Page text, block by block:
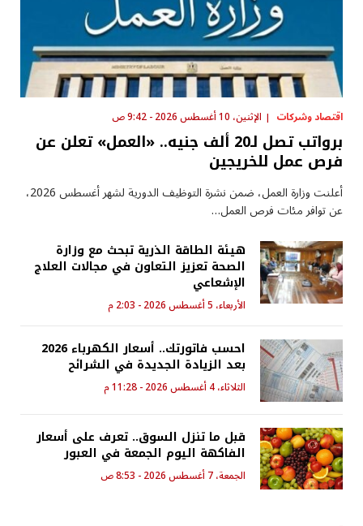
اقتصاد وشركات الإثنين، 10 أغسطس 2026 - 9:42 ص
برواتب تصل لـ20 ألف جنيه.. «العمل» تعلن عن
فرص عمل للخريجين
أعلنت وزارة العمل، ضمن نشرة التوظيف الدورية لشهر أغسطس 2026،
عن توافر مئات فرص العمل…
هيئة الطاقة الذرية تبحث مع وزارة
الصحة تعزيز التعاون في مجالات العلاج
الإشعاعي
الأربعاء، 5 أغسطس 2026 - 2:03 م
احسب فاتورتك.. أسعار الكهرباء 2026
بعد الزيادة الجديدة في الشرائح
الثلاثاء، 4 أغسطس 2026 - 11:28 م
قبل ما تنزل السوق.. تعرف على أسعار
الفاكهة اليوم الجمعة في العبور
الجمعة، 7 أغسطس 2026 - 8:53 ص